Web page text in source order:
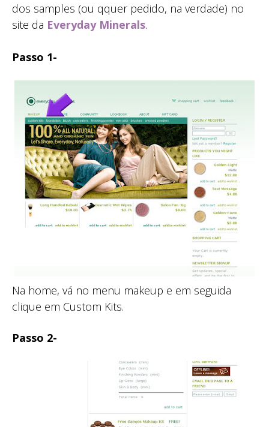
dos samples (ou qquer pedido, na verdade) no
site da Everyday Minerals.
Passo 1-
Na home, vá no menu makeup e em seguida
clique em Custom Kits.
Passo 2-